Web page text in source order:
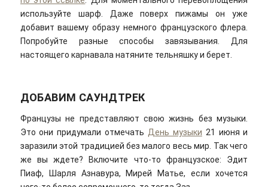
используйте шарф. Даже поверх пижамы он уже
добавит вашему образу немного французского флера.
Попробуйте разные способы завязывания. Для
настоящего карнавала натяните тельняшку и берет.
ДОБАВИМ САУНДТРЕК
Французы не представляют свою жизнь без музыки.
Это они придумали отмечать День музыки 21 июня и
заразили этой традицией без малого весь мир. Так чего
же вы ждете? Включите что-то французское: Эдит
Пиаф, Шарля Азнавура, Мирей Матье, если хочется